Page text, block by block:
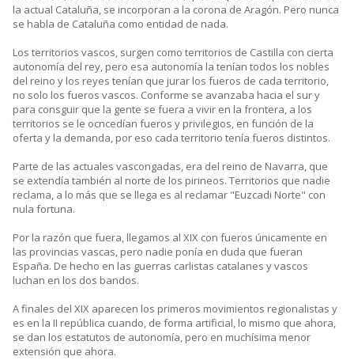
la actual Cataluña, se incorporan a la corona de Aragón. Pero nunca
se habla de Cataluña como entidad de nada.
Los territorios vascos, surgen como territorios de Castilla con cierta
autonomía del rey, pero esa autonomía la tenían todos los nobles
del reino y los reyes tenían que jurar los fueros de cada territorio,
no solo los fueros vascos. Conforme se avanzaba hacia el sur y
para consguir que la gente se fuera a vivir en la frontera, a los
territorios se le ocncedían fueros y privilegios, en función de la
oferta y la demanda, por eso cada territorio tenía fueros distintos.
Parte de las actuales vascongadas, era del reino de Navarra, que
se extendía también al norte de los pirineos. Territorios que nadie
reclama, a lo más que se llega es al reclamar "Euzcadi Norte" con
nula fortuna.
Por la razón que fuera, llegamos al XIX con fueros únicamente en
las provincias vascas, pero nadie ponía en duda que fueran
España. De hecho en las guerras carlistas catalanes y vascos
luchan en los dos bandos.
A finales del XIX aparecen los primeros movimientos regionalistas y
es en la II república cuando, de forma artificial, lo mismo que ahora,
se dan los estatutos de autonomía, pero en muchísima menor
extensión que ahora.